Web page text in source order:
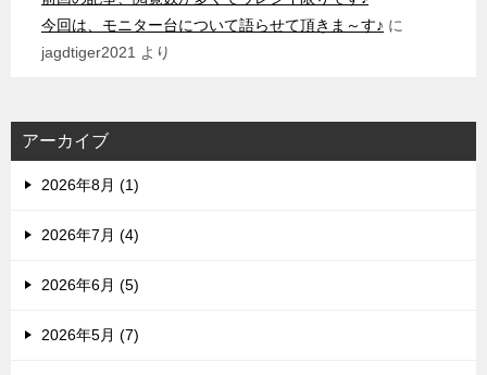
今回は、モニター台について語らせて頂きま～す♪ に
jagdtiger2021 より
アーカイブ
2026年8月 (1)
2026年7月 (4)
2026年6月 (5)
2026年5月 (7)